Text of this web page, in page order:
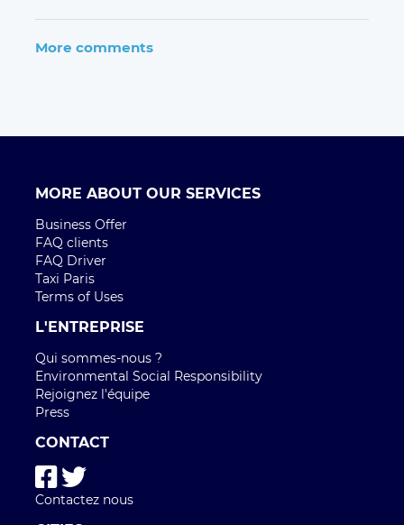
More comments
MORE ABOUT OUR SERVICES
Business Offer
FAQ clients
FAQ Driver
Taxi Paris
Terms of Uses
L'ENTREPRISE
Qui sommes-nous ?
Environmental Social Responsibility
Rejoignez l'équipe
Press
CONTACT
Contactez nous